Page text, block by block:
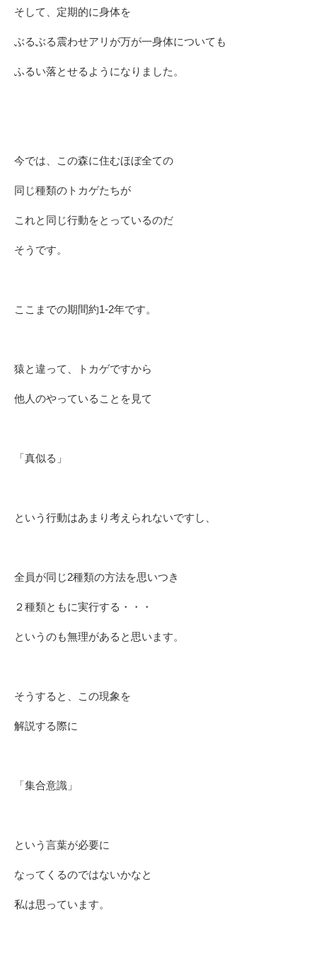
そして、定期的に身体を
ぶるぶる震わせアリが万が一身体についても
ふるい落とせるようになりました。
今では、この森に住むほぼ全ての
同じ種類のトカゲたちが
これと同じ行動をとっているのだ
そうです。
ここまでの期間約1-2年です。
猿と違って、トカゲですから
他人のやっていることを見て
「真似る」
という行動はあまり考えられないですし、
全員が同じ2種類の方法を思いつき
２種類ともに実行する・・・
というのも無理があると思います。
そうすると、この現象を
解説する際に
「集合意識」
という言葉が必要に
なってくるのではないかなと
私は思っています。